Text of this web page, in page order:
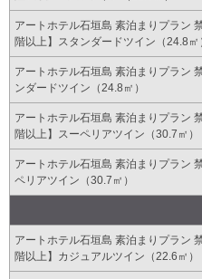
アートホテル石垣島 素泊まりプラン
階以上】スタンダードツイン（24.8㎡
アートホテル石垣島 素泊まりプラン
ンダードツイン（24.8㎡）
アートホテル石垣島 素泊まりプラン
階以上】スーペリアツイン（30.7㎡）
アートホテル石垣島 素泊まりプラン
ペリアツイン（30.7㎡）
アートホテル石垣島 素泊まりプラン
階以上】カジュアルツイン（22.6㎡）